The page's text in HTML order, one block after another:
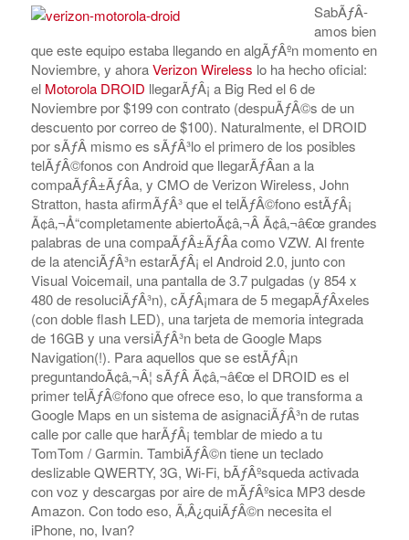
SabÃƒÂ­
amos bien
que este equipo estaba llegando en algÃƒÂºn momento en
Noviembre, y ahoraVerizon Wireless lo ha hecho oficial:
el Motorola DROID llegarÃƒÂ¡ a Big Red el 6 de
Noviembre por $199 con contrato (despuÃƒÂ©s de un
descuento por correo de $100). Naturalmente, el DROID
por sÃƒÂ­ mismo es sÃƒÂ³lo el primero de los posibles
telÃƒÂ©fonos con Android que llegarÃƒÂ­an a la
compaÃƒÂ±ÃƒÂ­a, y CMO de Verizon Wireless, John
Stratton, hasta afirmÃƒÂ³ que el telÃƒÂ©fono estÃƒÂ¡
Ã¢â‚¬Å“completamente abiertoÃ¢â‚¬Â Ã¢â‚¬â€œ grandes
palabras de una compaÃƒÂ±ÃƒÂ­a como VZW. Al frente
de la atenciÃƒÂ³n estarÃƒÂ¡ el Android 2.0, junto con
Visual Voicemail, una pantalla de 3.7 pulgadas (y 854 x
480 de resoluciÃƒÂ³n), cÃƒÂ¡mara de 5 megapÃƒÂ­xeles
(con doble flash LED), una tarjeta de memoria integrada
de 16GB y una versiÃƒÂ³n beta de Google Maps
Navigation(!). Para aquellos que se estÃƒÂ¡n
preguntandoÃ¢â‚¬Â¦ sÃƒÂ­ Ã¢â‚¬â€œ el DROID es el
primer telÃƒÂ©fono que ofrece eso, lo que transforma a
Google Maps en un sistema de asignaciÃƒÂ³n de rutas
calle por calle que harÃƒÂ¡ temblar de miedo a tu
TomTom / Garmin. TambiÃƒÂ©n tiene un teclado
deslizable QWERTY, 3G, Wi-Fi, bÃƒÂºsqueda activada
con voz y descargas por aire de mÃƒÂºsica MP3 desde
Amazon. Con todo eso, Ã‚Â¿quiÃƒÂ©n necesita el
iPhone, no, Ivan?